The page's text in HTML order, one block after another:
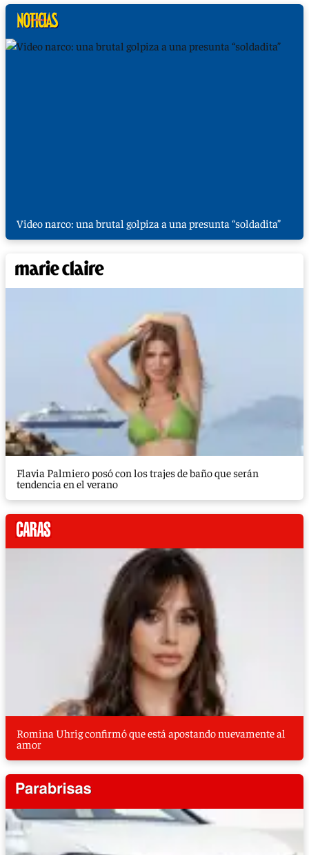
Video narco: una brutal golpiza a una presunta “soldadita”
Flavia Palmiero posó con los trajes de baño que serán
tendencia en el verano
Romina Uhrig confirmó que está apostando nuevamente al
amor